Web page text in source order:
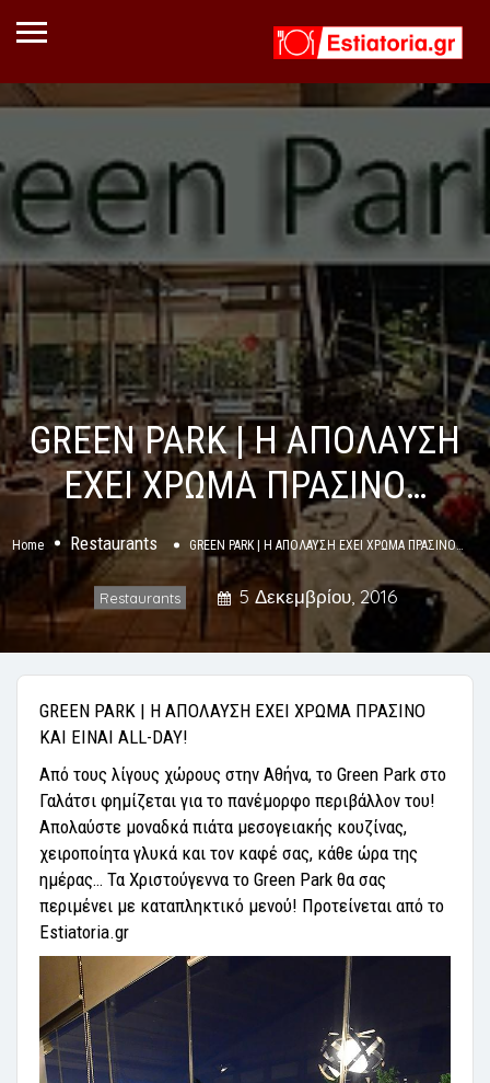
GREEN PARK | Η ΑΠΟΛΑΥΣΗ
ΕΧΕΙ ΧΡΩΜΑ ΠΡΑΣΙΝΟ…
Home Restaurants GREEN PARK | Η ΑΠΟΛΑΥΣΗ ΕΧΕΙ ΧΡΩΜΑ ΠΡΑΣΙΝΟ…
Restaurants 5 Δεκεμβρίου, 2016
GREEN PARK | Η ΑΠΟΛΑΥΣΗ ΕΧΕΙ ΧΡΩΜΑ ΠΡΑΣΙΝΟ
ΚΑΙ ΕΙΝΑΙ ALL-DAY!
Από τους λίγους χώρους στην Αθήνα, το Green Park στο
Γαλάτσι φημίζεται για το πανέμορφο περιβάλλον του!
Απολαύστε μοναδκά πιάτα μεσογειακής κουζίνας,
χειροποίητα γλυκά και τον καφέ σας, κάθε ώρα της
ημέρας… Τα Χριστούγεννα το Green Park θα σας
περιμένει με καταπληκτικό μενού! Προτείνεται από το
Estiatoria.gr